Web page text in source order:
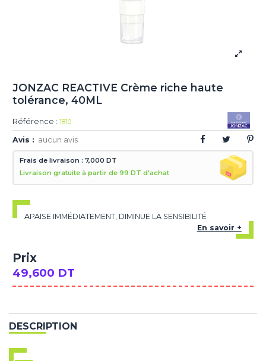
JONZAC REACTIVE Crème riche haute
tolérance, 40ML
Référence : 1810
Avis : aucun avis
Frais de livraison : 7,000 DT
Livraison gratuite à partir de 99 DT d'achat
APAISE IMMÉDIATEMENT, DIMINUE LA SENSIBILITÉ
En savoir +
Prix
49,600 DT
DESCRIPTION